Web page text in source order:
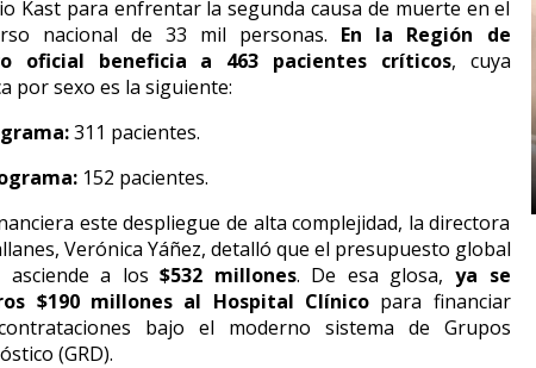
Kast para enfrentar la segunda causa de muerte en el
nacional de 33 mil personas. En la Región de
oficial beneficia a 463 pacientes críticos, cuya
por sexo es la siguiente:
311 pacientes.
152 pacientes.
este despliegue de alta complejidad, la directora
Verónica Yáñez, detalló que el presupuesto global
asciende a los$532 millones. De esa glosa, ya se
$190 millones al Hospital Clínicopara financiar
bajo el moderno sistema de Grupos
(GRD).